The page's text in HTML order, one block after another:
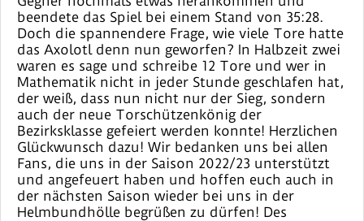
beendete das Spiel bei einem Stand von 35:28.
Doch die spannendere Frage, wie viele Tore hatte
das Axolotl denn nun geworfen? In Halbzeit zwei
waren es sage und schreibe 12 Tore und wer in
Mathematik nicht in jeder Stunde geschlafen hat,
der weiß, dass nun nicht nur der Sieg, sondern
auch der neue Torschützenkönig der
Bezirksklasse gefeiert werden konnte! Herzlichen
Glückwunsch dazu! Wir bedanken uns bei allen
Fans, die uns in der Saison 2022/23 unterstützt
und angefeuert haben und hoffen euch auch in
der nächsten Saison wieder bei uns in der
Helmbundhölle begrüßen zu dürfen! Des